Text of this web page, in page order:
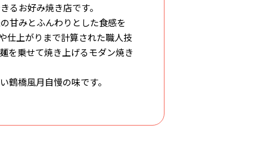
お好み焼き店です。
甘みとふんわりとした食感を
仕上がりまで計算された職人技
を乗せて焼き上げるモダン焼き
鶴橋風月自慢の味です。